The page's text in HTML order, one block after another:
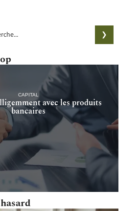
CAPITAL
avec les produits
bancaires